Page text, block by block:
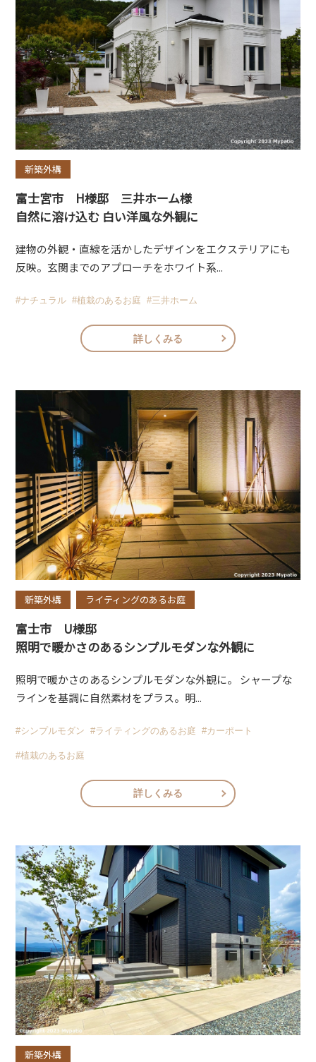
新築外構
富士宮市 H様邸 三井ホーム様
自然に溶け込む 白い洋風な外観に
建物の外観・直線を活かしたデザインをエクステリアにも
反映。玄関までのアプローチをホワイト系...
#ナチュラル #植栽のあるお庭 #三井ホーム
詳しくみる
新築外構 ライティングのあるお庭
富士市 U様邸
照明で暖かさのあるシンプルモダンな外観に
照明で暖かさのあるシンプルモダンな外観に。 シャープな
ラインを基調に自然素材をプラス。明...
#シンプルモダン #ライティングのあるお庭 #カーポート
#植栽のあるお庭
詳しくみる
新築外構